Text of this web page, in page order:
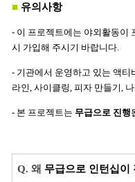
■ 유의사항
- 이 프로젝트에는 야외활동이
시 가입해 주시기 바랍니다.
- 기관에서 운영하고 있는 액티
라인, 사이클링, 피자 만들기,
- 본 프로젝트는 무급으로 진행
Q. 왜 무급으로 인턴십이